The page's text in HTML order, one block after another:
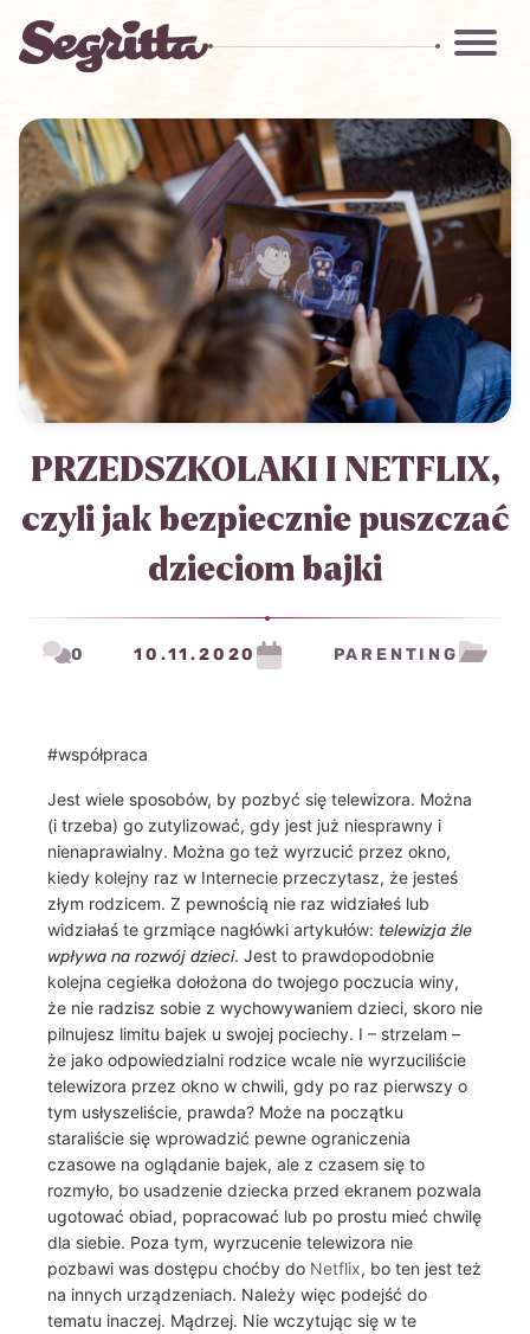
PRZEDSZKOLAKI I NETFLIX,
czyli jak bezpiecznie puszczać
dzieciom bajki
0 10.11.2020 PARENTING
#współpraca
Jest wiele sposobów, by pozbyć się telewizora. Można
(i trzeba) go zutylizować, gdy jest już niesprawny i
nienaprawialny. Można go też wyrzucić przez okno,
kiedy kolejny raz w Internecie przeczytasz, że jesteś
złym rodzicem. Z pewnością nie raz widziałeś lub
widziałaś te grzmiące nagłówki artykułów: telewizja źle
wpływa na rozwój dzieci. Jest to prawdopodobnie
kolejna cegiełka dołożona do twojego poczucia winy,
że nie radzisz sobie z wychowywaniem dzieci, skoro nie
pilnujesz limitu bajek u swojej pociechy. I – strzelam –
że jako odpowiedzialni rodzice wcale nie wyrzuciliście
telewizora przez okno w chwili, gdy po raz pierwszy o
tym usłyszeliście, prawda? Może na początku
staraliście się wprowadzić pewne ograniczenia
czasowe na oglądanie bajek, ale z czasem się to
rozmyło, bo usadzenie dziecka przed ekranem pozwala
ugotować obiad, popracować lub po prostu mieć chwilę
dla siebie. Poza tym, wyrzucenie telewizora nie
pozbawi was dostępu choćby do Netflix, bo ten jest też
na innych urządzeniach. Należy więc podejść do
tematu inaczej. Mądrzej. Nie wczytując się w te